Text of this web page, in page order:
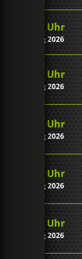
21:26 Uhr
07. Aug 2026
21:22 Uhr
07. Aug 2026
21:18 Uhr
07. Aug 2026
21:15 Uhr
07. Aug 2026
21:12 Uhr
07. Aug 2026